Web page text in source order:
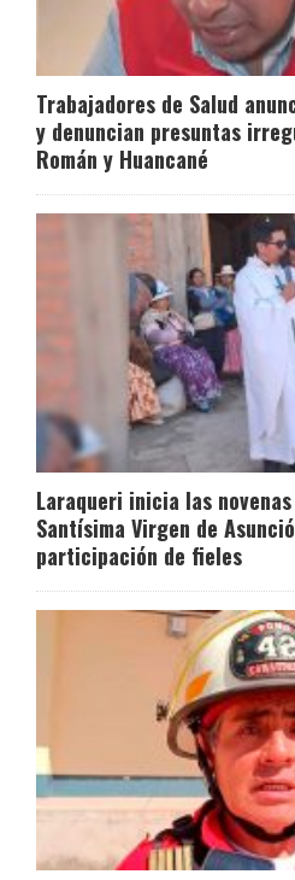
Trabajadores de Salud
y denuncian presuntas
Román y Huancané
Laraqueri inicia las
Santísima Virgen de
participación de fieles